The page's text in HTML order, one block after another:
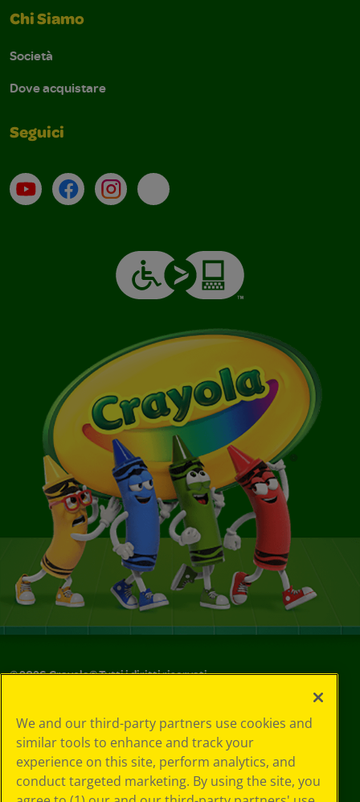
Chi Siamo
Società
Dove acquistare
Seguici
Su YouTube
ContattiProfilo Instagram
Email
©2026Crayola® Tutti i diritti riservati.
in materia di
privacy
Informativa sulla
privacy
Termini SMS
We and our third-party partners use cookies and
similar tools to enhance and track your
experience on this site, perform analytics, and
conduct targeted marketing. By using the site, you